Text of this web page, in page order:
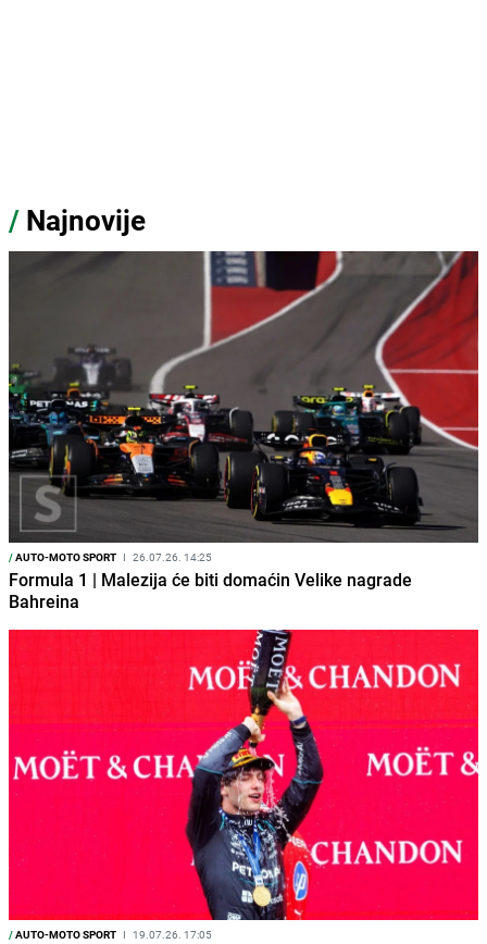
/ Najnovije
/AUTO-MOTO SPORT I 26.07.26. 14:25
Formula 1 | Malezija će biti domaćin Velike nagrade
Bahreina
/AUTO-MOTO SPORT I 19.07.26. 17:05